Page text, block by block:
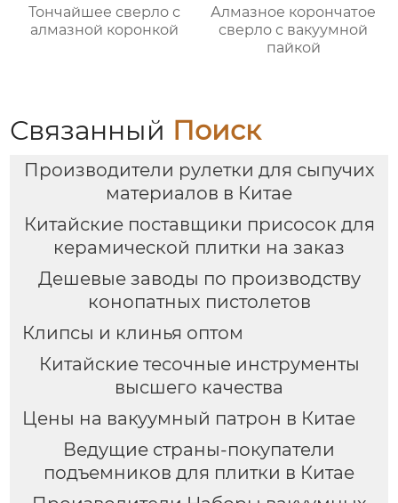
Тончайшее сверло с
алмазной коронкой
Алмазное корончатое
сверло с вакуумной
пайкой
Связанный Поиск
Производители рулетки для сыпучих
материалов в Китае
Китайские поставщики присосок для
керамической плитки на заказ
Дешевые заводы по производству
конопатных пистолетов
Клипсы и клинья оптом
Китайские тесочные инструменты
высшего качества
Цены на вакуумный патрон в Китае
Ведущие страны-покупатели
подъемников для плитки в Китае